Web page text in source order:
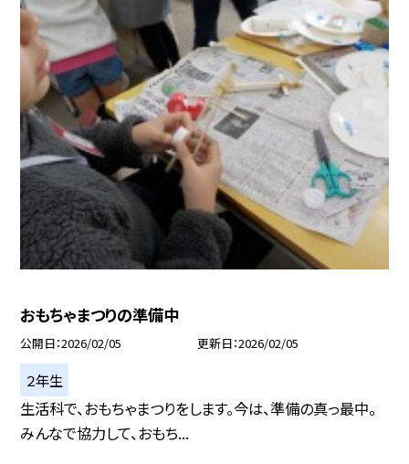
おもちゃまつりの準備中
公開日 2026/02/05 更新日 2026/02/05
２年生
生活科で、おもちゃまつりをします。今は、準備の真っ最中。
みんなで協力して、おもち...